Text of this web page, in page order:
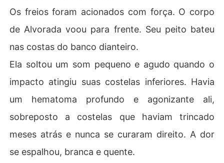
Os freios foram acionados com força. O corpo
de Alvorada voou para frente. Seu peito bateu
nas costas do banco dianteiro.
Ela soltou um som pequeno e agudo quando o
impacto atingiu suas costelas inferiores. Havia
um hematoma profundo e agonizante ali,
sobreposto a costelas que haviam trincado
meses atrás e nunca se curaram direito. A dor
se espalhou, branca e quente.